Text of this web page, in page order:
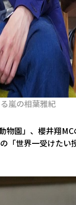
嵐の相葉雅紀
園」、櫻井翔
「世界一受けた